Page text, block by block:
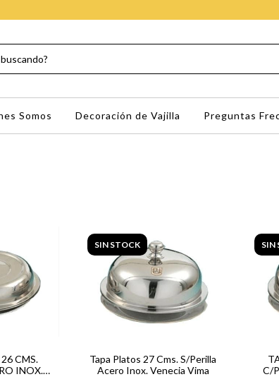
Somos Decoración de Vajilla Preguntas
CMS.
INOX.
SIN STOCK
Tapa Platos 27 Cms. S/Perilla
Acero Inox. Venecia Vima
SIN
C/